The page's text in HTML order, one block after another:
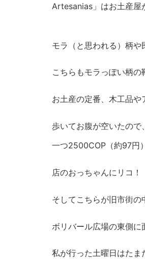
Artesanias」はお土産屋
モラ（と思われる）柄や
こちらもモラっぽい柄の
お土産の定番、木工品や
歩いてお腹が空いたので
一つ2500COP（約97円
店のおっちゃんにリコ！
そしてこちらが旧市街の
ボリバール広場の東側
私が行った土曜日はたま